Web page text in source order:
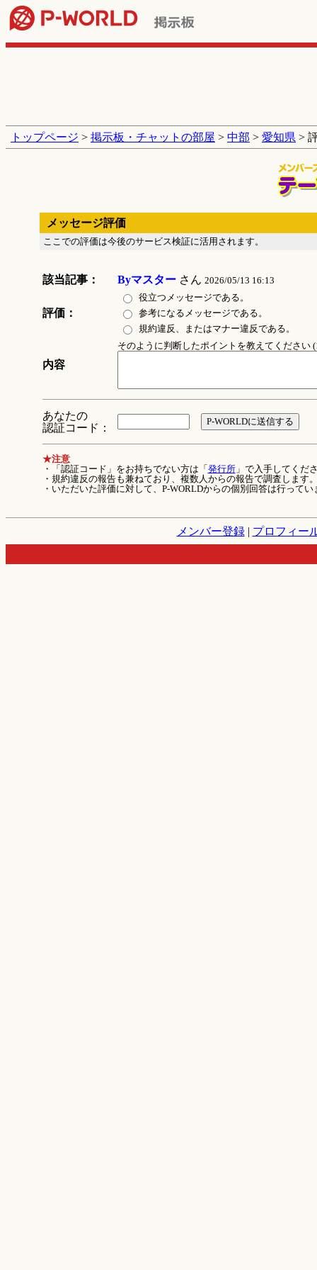
トップページ > 掲示板・チャットの部屋 > 中部 > 愛知県 >
メッセージ評価
ここでの評価は今後のサービス検証に活用されます。
該当記事： Byマスターさん 2026/05/13 16:13
評価：
役立つメッセージである。
参考になるメッセージである。
規約違反、またはマナー違反である。
内容
そのように判断したポイントを教えてください
あなたの
認証コード：
★注意
・「認証コード」をお持ちでない方は「 発行所」で入手してくだ
・規約違反の報告も兼ねており、複数人からの報告で調査します
・いただいた評価に対して、P-WORLDからの個別回答は行ってい
メンバー登録| プロフィー